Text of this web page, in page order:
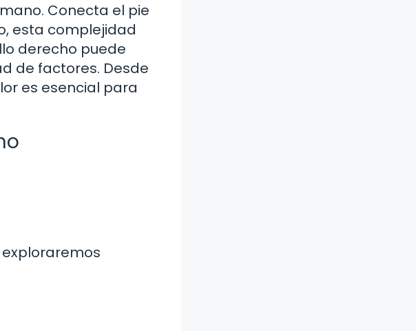
Conecta el pie
esta complejidad
derecho puede
de factores. Desde
es esencial para